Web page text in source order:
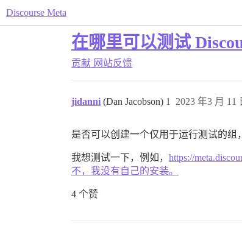
Discourse Meta
在哪里可以测试
贡献 网站反馈
jidanni (Dan Jacobson) 2023 年3 月 11
1
是否可以创建一个仅用于运行测试的组
我想测试一下，例如， https://
不，我没有自己的安装。
4 个赞